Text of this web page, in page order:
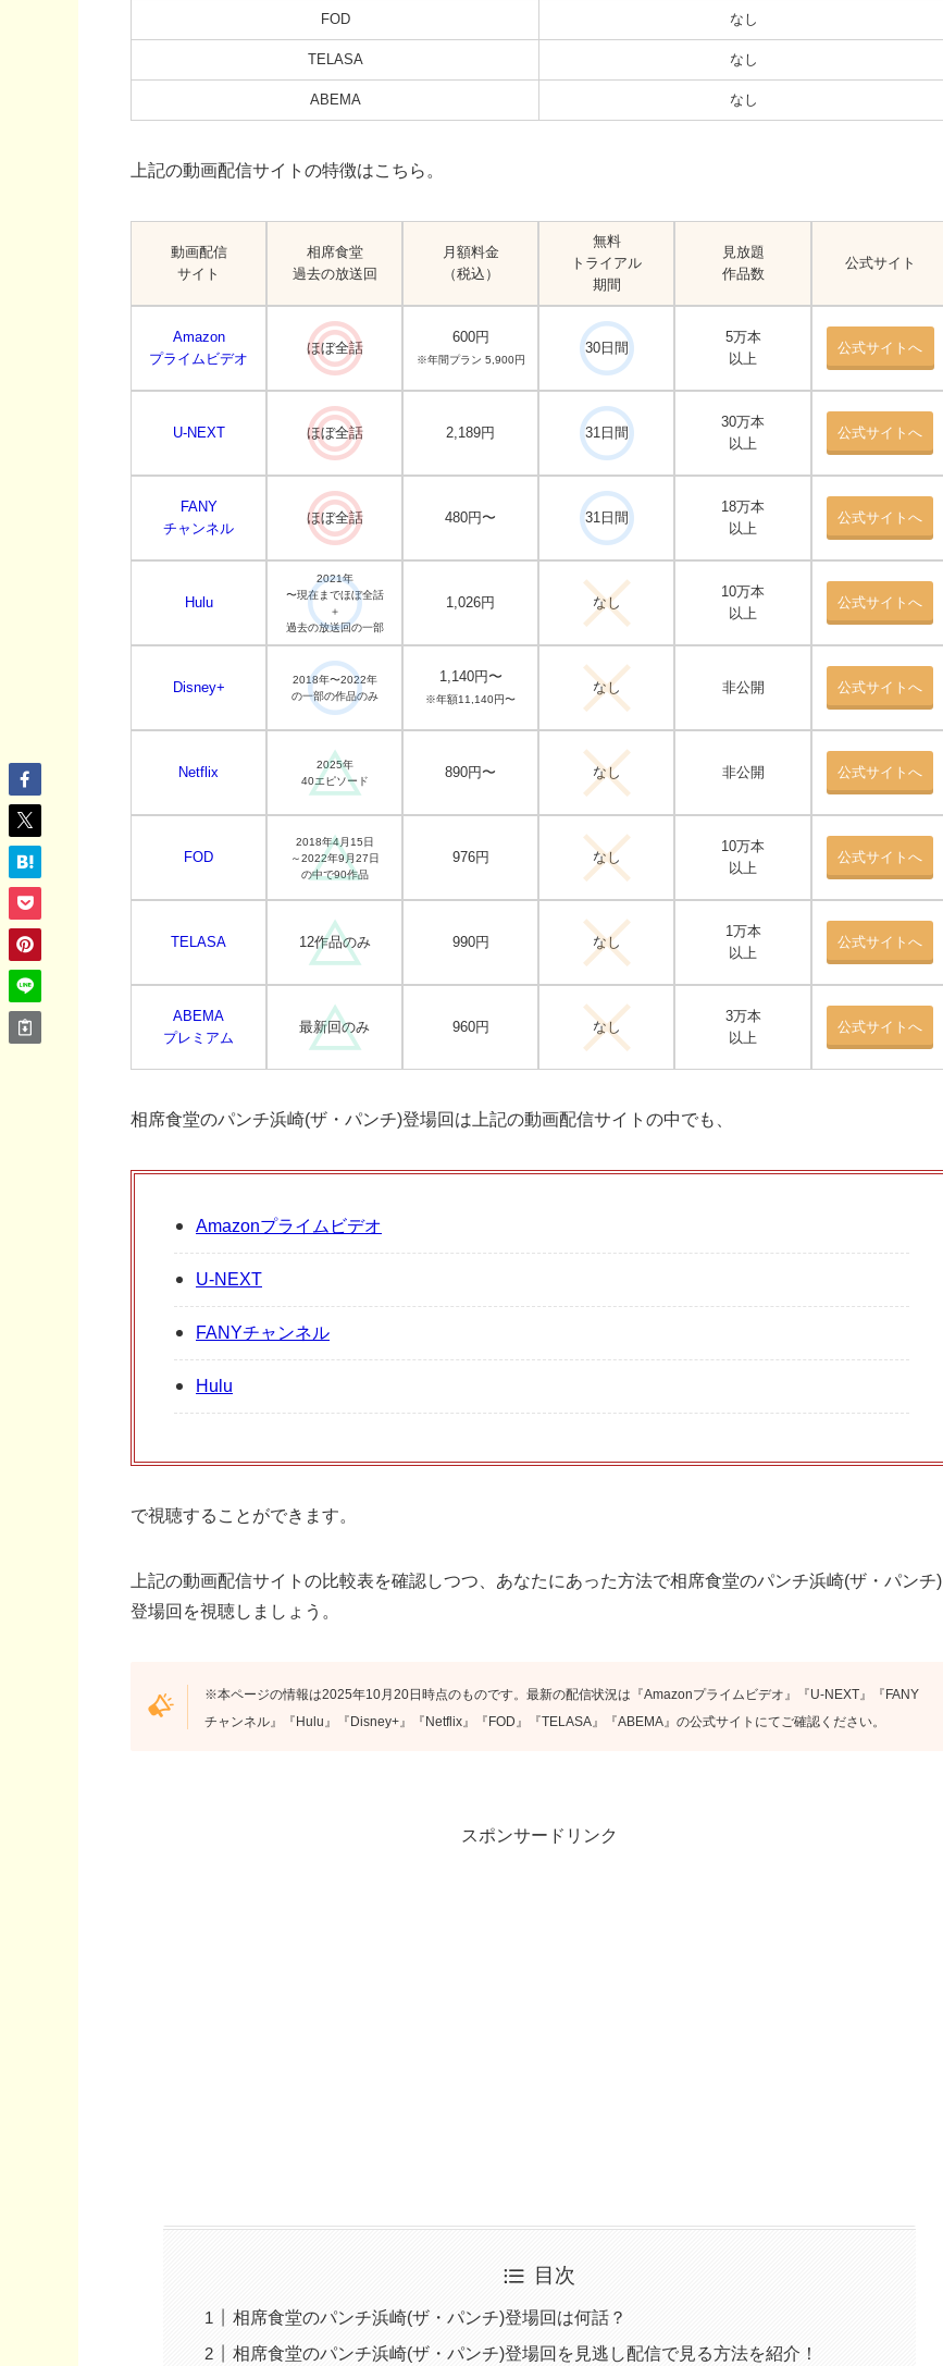
FOD なし
TELASA なし
ABEMA なし
上記の動画配信サイトの特徴はこちら。
動画配信
サイト
相席食堂
過去の放送回
月額料金
（税込）
無料
トライアル
期間
見放題
作品数
公式サイト
Amazon
プライムビデオ
ほぼ全話
600円
※年間プラン 5,900円
30日間
5万本
以上
公式サイトへ
U-NEXT ほぼ全話 2,189円 31日間
30万本
以上
公式サイトへ
FANY
チャンネル
ほぼ全話 480円〜 31日間
18万本
以上
公式サイトへ
Hulu
2021年
〜現在までほぼ全話
＋
過去の放送回の一部
1,026円 なし
10万本
以上
公式サイトへ
Disney+
2018年〜2022年
の一部の作品のみ
1,140円〜
※年額11,140円〜
なし 非公開 公式サイトへ
Netflix
2025年
40エピソード
890円〜 なし 非公開 公式サイトへ
FOD
2018年4月15日
～2022年9月27日
の中で90作品
976円 なし
10万本
以上
公式サイトへ
TELASA 12作品のみ 990円 なし
1万本
以上
公式サイトへ
ABEMA
プレミアム
最新回のみ 960円 なし
3万本
以上
公式サイトへ
相席食堂のパンチ浜崎(ザ・パンチ)登場回は上記の動画配信サイトの中でも、
Amazonプライムビデオ
U-NEXT
FANYチャンネル
Hulu
で視聴することができます。
上記の動画配信サイトの比較表を確認しつつ、あなたにあった方法で相席食堂のパンチ浜崎(ザ・パンチ)
登場回を視聴しましょう。
※本ページの情報は2025年10月20日時点のものです。最新の配信状況は『Amazonプライムビデオ』『U-NEXT』『FANY
チャンネル』『Hulu』『Disney+』『Netflix』『FOD』『TELASA』『ABEMA』の公式サイトにてご確認ください。
スポンサードリンク
目次
相席食堂のパンチ浜崎(ザ・パンチ)登場回は何話？
相席食堂のパンチ浜崎(ザ・パンチ)登場回を見逃し配信で見る方法を紹介！